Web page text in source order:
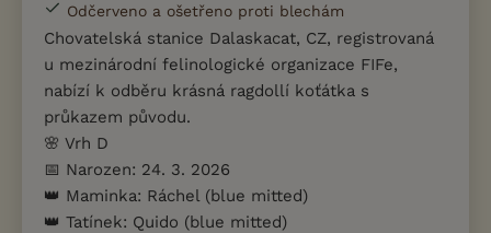
Odčerveno a ošetřeno proti blechám
Chovatelská stanice Dalaskacat, CZ, registrovaná
u mezinárodní felinologické organizace FIFe,
nabízí k odběru krásná ragdollí koťátka s
průkazem původu.
🌸 Vrh D
📅 Narozen: 24. 3. 2026
👑 Maminka: Ráchel (blue mitted)
👑 Tatínek: Quido (blue mitted)